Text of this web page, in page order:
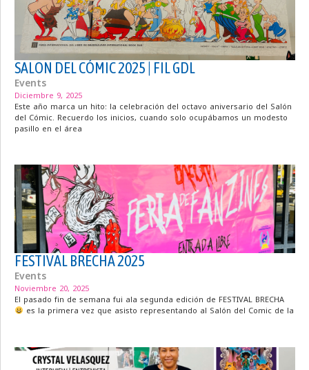
SALON DEL CÓMIC 2025 | FIL GDL
Events
Diciembre 9, 2025
Este año marca un hito: la celebración del octavo aniversario del Salón
del Cómic. Recuerdo los inicios, cuando solo ocupábamos un modesto
pasillo en el área
FESTIVAL BRECHA 2025
Events
Noviembre 20, 2025
El pasado fin de semana fui ala segunda edición de FESTIVAL BRECHA
es la primera vez que asisto representando al Salón del Comic de la